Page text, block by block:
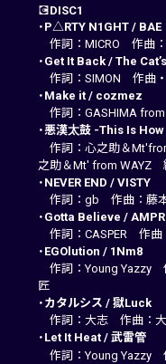
💽DISC1
・ P△RTY N1GHT / BAE
作詞：MICRO 作曲
・ Get It Back / The
作詞：SIMON 作曲・
・ Make it / cozmez
作詞：GASHIMA
・悪漢太鼓 -This Is
作詞：心之助＆
之助＆Mt' from WAYZ
・ NEVER END / VISTY
作詞：gb 作曲：藤
・ Gotta Believe /
作詞：CASPER 作曲
・ EGOlution / 1Nm8
作詞：Young Yazzy
匠
・ カタルシス / 獄Luck
作詞：大志 作曲：大
・ Let It Heat / 武雷管
作詞：Young Yazzy